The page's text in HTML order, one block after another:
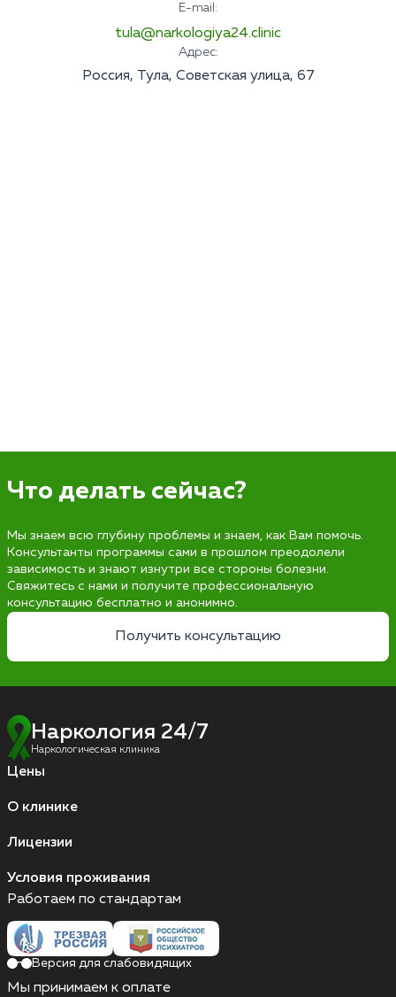
E-mail:
tula@narkologiya24.clinic
Адрес:
Россия, Тула, Советская улица, 67
Что делать сейчас?
Мы знаем всю глубину проблемы и знаем, как Вам помочь.
Консультанты программы сами в прошлом преодолели
зависимость и знают изнутри все стороны болезни.
Свяжитесь с нами и получите профессиональную
консультацию бесплатно и анонимно.
Получить консультацию
Наркология 24/7
Наркологическая клиника
Цены
О клинике
Лицензии
Условия проживания
Работаем по стандартам
Версия для слабовидящих
Мы принимаем к оплате